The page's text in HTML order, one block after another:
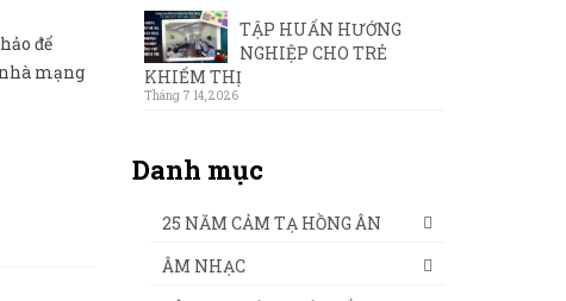
để
mạng
TẬP HUẤN HƯỚNG
NGHIỆP CHO TRẺ
KHIẾM THỊ
Tháng 7 14, 2026
Danh mục
25 NĂM CẢM TẠ HỒNG ÂN
ÂM NHẠC